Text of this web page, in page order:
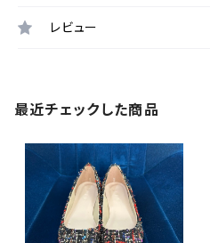
レビュー
最近チェックした商品